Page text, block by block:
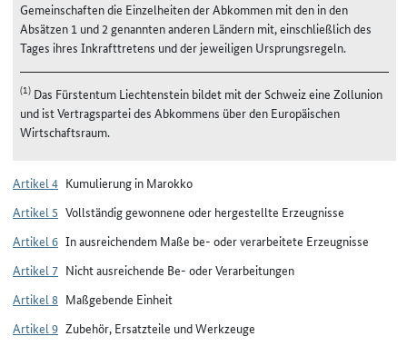
Gemeinschaften die Einzelheiten der Abkommen mit den in den
Absätzen 1 und 2 genannten anderen Ländern mit, einschließlich des
Tages ihres Inkrafttretens und der jeweiligen Ursprungsregeln.
(1) Das Fürstentum Liechtenstein bildet mit der Schweiz eine Zollunion
und ist Vertragspartei des Abkommens über den Europäischen
Wirtschaftsraum.
Artikel 4 Kumulierung in Marokko
Artikel 5 Vollständig gewonnene oder hergestellte Erzeugnisse
Artikel 6 In ausreichendem Maße be- oder verarbeitete Erzeugnisse
Artikel 7 Nicht ausreichende Be- oder Verarbeitungen
Artikel 8 Maßgebende Einheit
Artikel 9 Zubehör, Ersatzteile und Werkzeuge